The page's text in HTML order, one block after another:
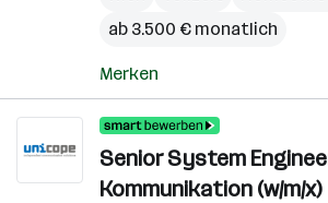
ab 3.500 € monatlich
Merken
Senior System
Kommunikation (w/m/x)